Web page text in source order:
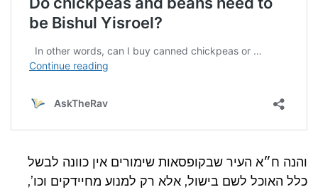
והנה ח״א העיר שבקופסאות שימורים אין כוונה לבשל
כלל האוכל לשם בישול, אלא רק למנוע מחיידקים וכו’,